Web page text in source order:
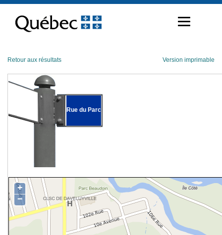
contenu
Retour aux résultats Version imprimable
Rue du Parc
+
−